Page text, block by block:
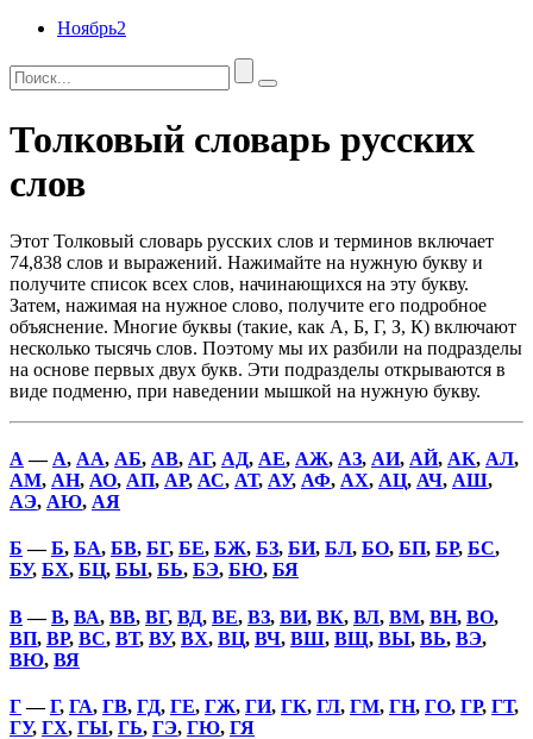
Ноябрь2
Толковый словарь русских
слов
Этот Толковый словарь русских слов и терминов включает
74,838 слов и выражений. Нажимайте на нужную букву и
получите список всех слов, начинающихся на эту букву.
Затем, нажимая на нужное слово, получите его подробное
объяснение. Многие буквы (такие, как А, Б, Г, З, К) включают
несколько тысячь слов. Поэтому мы их разбили на подразделы
на основе первых двух букв. Эти подразделы открываются в
виде подменю, при наведении мышкой на нужную букву.
А — А, АА, АБ, АВ, АГ, АД, АЕ, АЖ, АЗ, АИ, АЙ, АК, АЛ,
АМ, АН, АО, АП, АР, АС, АТ, АУ, АФ, АХ, АЦ, АЧ, АШ,
АЭ, АЮ, АЯ
Б —Б, БА, БВ, БГ, БЕ, БЖ, БЗ, БИ, БЛ, БО, БП, БР, БС,
БУ, БХ, БЦ, БЫ, БЬ, БЭ, БЮ, БЯ
В—В, ВА, ВВ, ВГ, ВД, ВЕ, ВЗ, ВИ, ВК, ВЛ, ВМ, ВН, ВО,
ВП, ВР, ВС, ВТ, ВУ, ВХ, ВЦ, ВЧ, ВШ, ВЩ, ВЫ, ВЬ, ВЭ,
ВЮ, ВЯ
Г—Г, ГА, ГВ, ГД, ГЕ, ГЖ, ГИ, ГК, ГЛ, ГМ, ГН, ГО, ГР, ГТ,
ГУ, ГХ, ГЫ, ГЬ, ГЭ, ГЮ, ГЯ